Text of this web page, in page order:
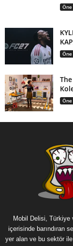
Öne
Öne
Öne
Mobil Delisi, Türkiye
içerisinde barındıran
yer alan ve bu sektör